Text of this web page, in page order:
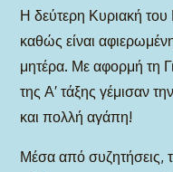
Η δεύτερη Κυριακή του
καθώς είναι
μητέρα. Με αφορμή τη
της Α′ τάξης γέμισαν
και πολλή αγάπη!
Μέσα από συζητήσεις,